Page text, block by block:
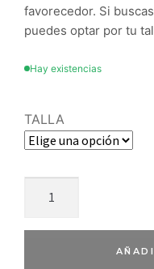
favorecedor. Si
puedes optar por tu
Hay existencias
TALLA